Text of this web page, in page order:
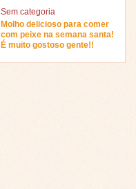
Sem categoria
Molho delicioso para comer
com peixe na semana santa!
É muito gostoso gente!!